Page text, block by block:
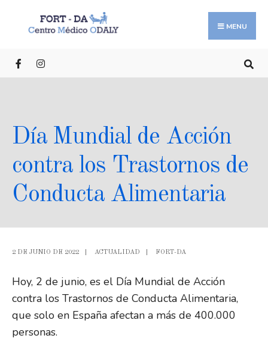
MENU
Día Mundial de Acción
contra los Trastornos de
Conducta Alimentaria
2 DE JUNIO DE 2022 ACTUALIDAD FORT-DA
Hoy, 2 de junio, es el Día Mundial de Acción
contra los Trastornos de Conducta Alimentaria,
que solo en España afectan a más de 400.000
personas.